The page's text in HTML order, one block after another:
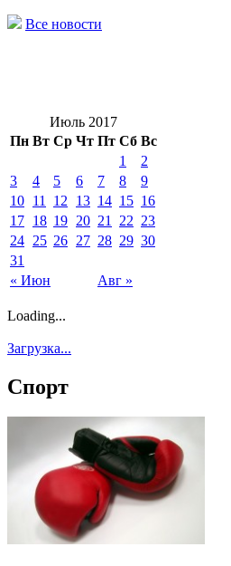
Все новости
Июль 2017
Пн Вт Ср Чт Пт Сб Вс
« Июн Авг »
1
2
3
4 5 6 7 8
9
10 11 12 13 14 15 16
17 18 19 20 21 22 23
24 25 26 27 28 29 30
31
Loading...
Загрузка...
Спорт